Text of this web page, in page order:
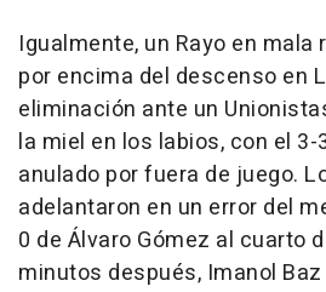
Igualmente, un Rayo en
por encima del descenso en
eliminación ante un
la miel en los labios, con el
anulado por fuera de juego.
adelantaron en un error del
0 de Álvaro Gómez al cuarto
minutos después, Imanol